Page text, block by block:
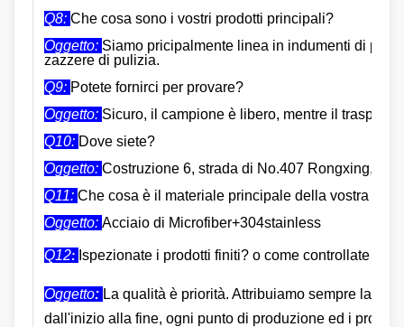
Q8: Che cosa sono i vostri prodotti principali?
Oggetto: Siamo pricipalmente linea in indumenti di
zazzere di pulizia.
Q9: Potete fornirci per provare?
Oggetto: Sicuro, il campione è libero, mentre il trasporto
Q10: Dove siete?
Oggetto: Costruzione 6, strada di No.407 Rongxing,
Q11: Che cosa è il materiale principale della vostra
Oggetto: Acciaio di Microfiber+304stainless
Q12: Ispezionate i prodotti finiti? o come controllate la
Oggetto: La qualità è priorità. Attribuiamo sempre la
dall'inizio alla fine, ogni punto di produzione ed i